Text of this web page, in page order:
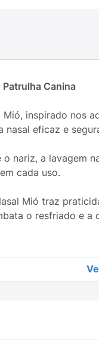
Canina
inspirado nos
eficaz e
nariz, a lavagem
cada uso.
Mió traz
o resfriado e